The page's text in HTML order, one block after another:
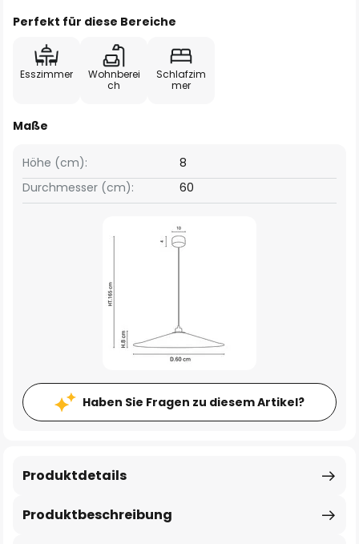
Perfekt für diese Bereiche
Esszimmer
Wohnberei
ch
Schlafzim
mer
Maße
Höhe (cm):
8
Durchmesser (cm):
60
Haben Sie Fragen zu diesem Artikel?
Produktbeschreibung
Produktdetails